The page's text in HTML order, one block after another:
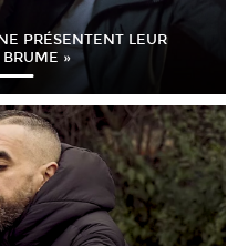
PRÉSENTENT LEUR
»